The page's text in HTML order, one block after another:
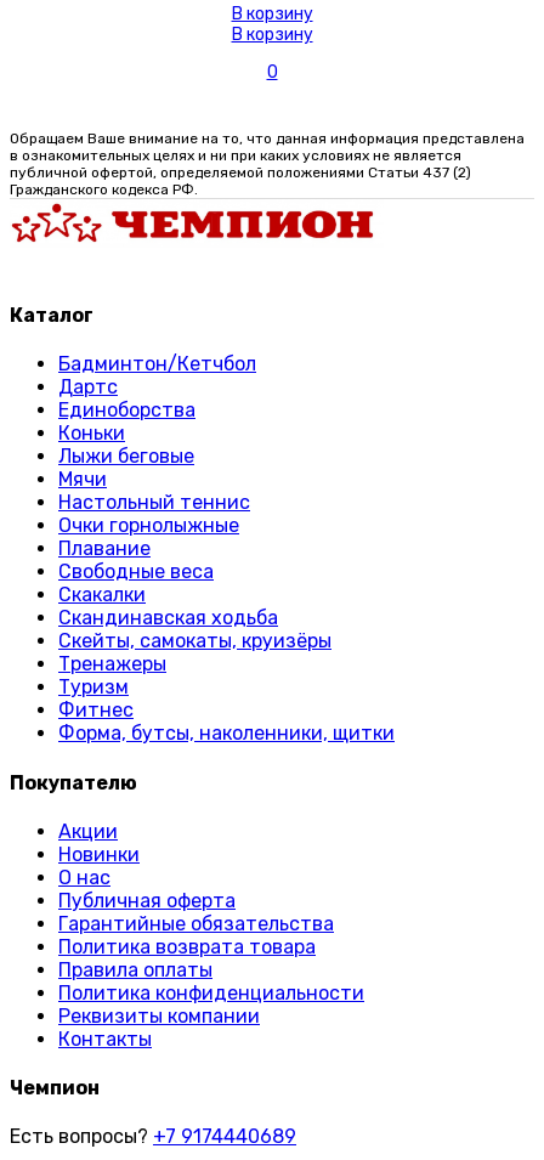
В корзину
В корзину
0
Обращаем Ваше внимание на то, что данная информация представлена
в ознакомительных целях и ни при каких условиях не является
публичной офертой, определяемой положениями Статьи 437 (2)
Гражданского кодекса РФ.
Каталог
Бадминтон/Кетчбол
Дартс
Единоборства
Коньки
Лыжи беговые
Мячи
Настольный теннис
Очки горнолыжные
Плавание
Свободные веса
Скакалки
Скандинавская ходьба
Скейты, самокаты, круизёры
Тренажеры
Туризм
Фитнес
Форма, бутсы, наколенники, щитки
Покупателю
Акции
Новинки
О нас
Публичная оферта
Гарантийные обязательства
Политика возврата товара
Правила оплаты
Политика конфиденциальности
Реквизиты компании
Контакты
Чемпион
Есть вопросы? +7 9174440689